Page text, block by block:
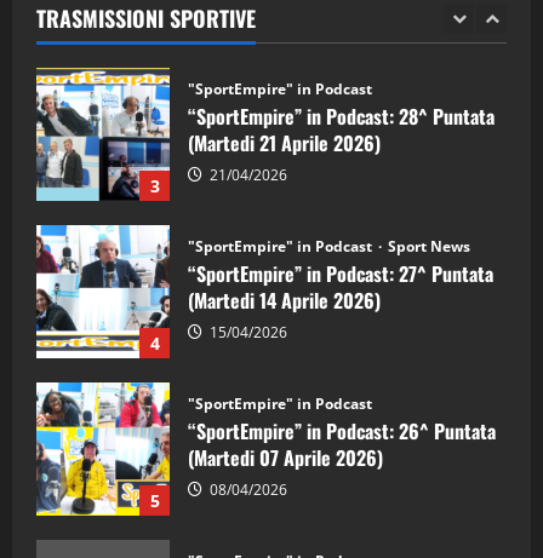
TRASMISSIONI SPORTIVE
2 28/04/2026
3
"SportEmpire" in Podcast
“SportEmpire” in Podcast: 28^ Puntata
(Martedi 21 Aprile 2026)
21/04/2026
4
"SportEmpire" in Podcast Sport News
“SportEmpire” in Podcast: 27^ Puntata
(Martedi 14 Aprile 2026)
15/04/2026
5
"SportEmpire" in Podcast
“SportEmpire” in Podcast: 26^ Puntata
(Martedi 07 Aprile 2026)
08/04/2026